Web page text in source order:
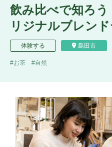
飲み比べで知ろ
リジナルブレン
体験する 島田市
お茶 自然